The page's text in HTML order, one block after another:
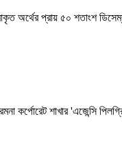
অর্থের প্রায় ৫০ শতাংশ
কর্পোরেট শাখার 'এজেন্সি